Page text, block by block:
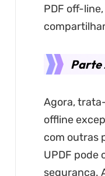
PDF off-
Parte
Agora,
offline
com outras
UPDF pode
segurança.